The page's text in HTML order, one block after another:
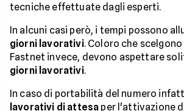
tecniche effettuate dagli esperti.
In alcuni casi però, i tempi possono
giorni lavorativi. Coloro che
Fastnet invece, devono aspettare
giorni lavorativi.
In caso di portabilità del numero
lavorativi di attesa per l'attivazione